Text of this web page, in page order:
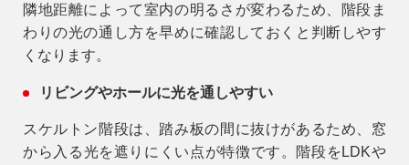
隣地距離によって室内の明るさが変わるため、階段ま
わりの光の通し方を早めに確認しておくと判断しやす
くなります。
リビングやホールに光を通しやすい
スケルトン階段は、踏み板の間に抜けがあるため、窓
から入る光を遮りにくい点が特徴です。階段をLDKや